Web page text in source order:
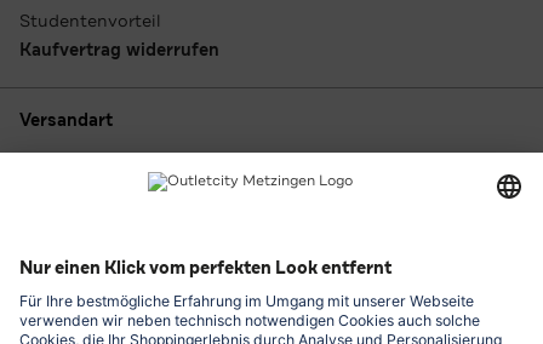
Studentenvorteil
Kaufvertrag widerrufen
Versandart